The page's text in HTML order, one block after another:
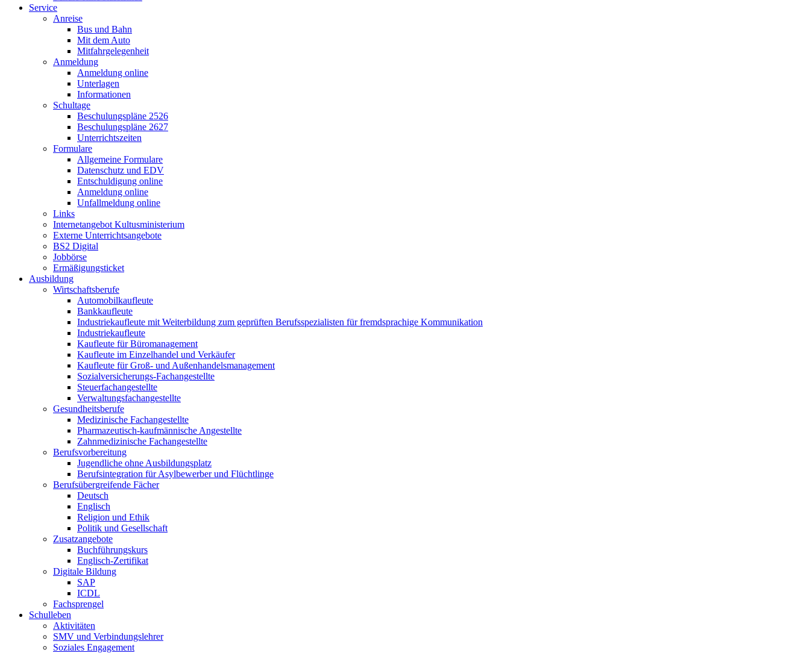
Service
Anreise
Bus und Bahn
Mit dem Auto
Mitfahrgelegenheit
Anmeldung
Anmeldung online
Unterlagen
Informationen
Schultage
Beschulungspläne 2526
Beschulungspläne 2627
Unterrichtszeiten
Formulare
Allgemeine Formulare
Datenschutz und EDV
Entschuldigung online
Anmeldung online
Unfallmeldung online
Links
Internetangebot Kultusministerium
Externe Unterrichtsangebote
BS2 Digital
Jobbörse
Ermäßigungsticket
Ausbildung
Wirtschaftsberufe
Automobilkaufleute
Bankkaufleute
Industriekaufleute mit Weiterbildung zum geprüften Berufsspezialisten für fremdsprachige Kommunikation
Industriekaufleute
Kaufleute für Büromanagement
Kaufleute im Einzelhandel und Verkäufer
Kaufleute für Groß- und Außenhandelsmanagement
Sozialversicherungs-Fachangestellte
Steuerfachangestellte
Verwaltungsfachangestellte
Gesundheitsberufe
Medizinische Fachangestellte
Pharmazeutisch-kaufmännische Angestellte
Zahnmedizinische Fachangestellte
Berufsvorbereitung
Jugendliche ohne Ausbildungsplatz
Berufsintegration für Asylbewerber und Flüchtlinge
Berufsübergreifende Fächer
Deutsch
Englisch
Religion und Ethik
Politik und Gesellschaft
Zusatzangebote
Buchführungskurs
Englisch-Zertifikat
Digitale Bildung
SAP
ICDL
Fachsprengel
Schulleben
Aktivitäten
SMV und Verbindungslehrer
Soziales Engagement